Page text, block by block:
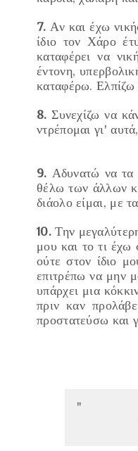
7. Αν και έχω
ίδιο τον Χάρο
καταφέρει να
έντονη,
καταφέρω. Ελπίζω
8. Συνεχίζω να
ντρέπομαι γι' αυτά,
9. Αδυνατώ να τα
θέλω των άλλων
διάολο είμαι, με
10.Την
μου και το τι
ούτε στον ίδιο
επιτρέπω να μην
υπάρχει μια
πριν καν
προστατεύσω και